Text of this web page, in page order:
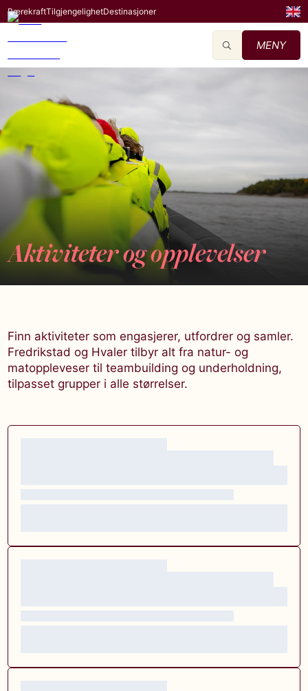
BærekraftTilgjengelighetDestinasjoner
MENY
Aktiviteter og opplevelser
Finn aktiviteter som engasjerer, utfordrer og samler.
Fredrikstad og Hvaler tilbyr alt fra natur- og
matoppleveser til teambuilding og underholdning,
tilpasset grupper i alle størrelser.